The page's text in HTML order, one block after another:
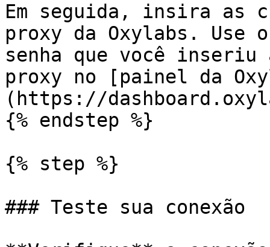
Em seguida, insira as
proxy da Oxylabs. Use
senha que você
proxy no [painel da
(https://
{% endstep %}
{% step %}
### Teste sua conexão